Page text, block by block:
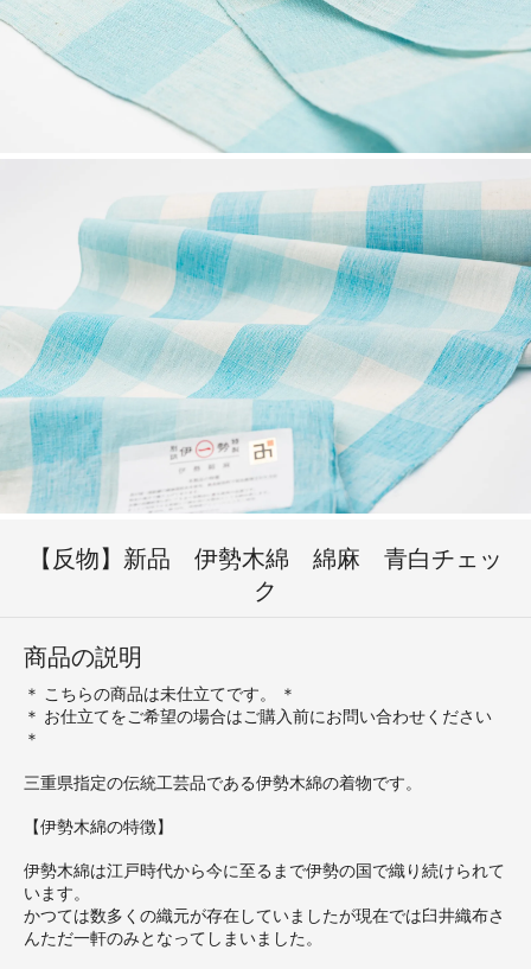
【反物】新品 伊勢木綿 綿麻 青白チェッ
ク
商品の説明
＊ こちらの商品は未仕立てです。 ＊
＊ お仕立てをご希望の場合はご購入前にお問い合わせください
＊
三重県指定の伝統工芸品である伊勢木綿の着物です。
【伊勢木綿の特徴】
伊勢木綿は江戸時代から今に至るまで伊勢の国で織り続けられて
います。
かつては数多くの織元が存在していましたが現在では臼井織布さ
んただ一軒のみとなってしまいました。